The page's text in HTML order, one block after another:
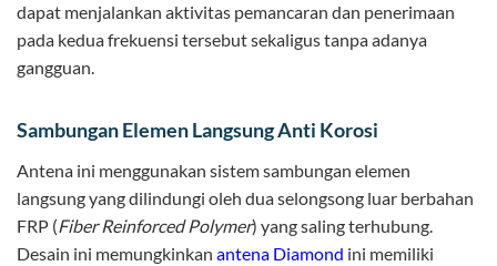
dapat menjalankan aktivitas pemancaran dan penerimaan
pada kedua frekuensi tersebut sekaligus tanpa adanya
gangguan.
Sambungan Elemen Langsung Anti Korosi
Antena ini menggunakan sistem sambungan elemen
langsung yang dilindungi oleh dua selongsong luar berbahan
FRP (Fiber Reinforced Polymer) yang saling terhubung.
Desain ini memungkinkan antena Diamond ini memiliki